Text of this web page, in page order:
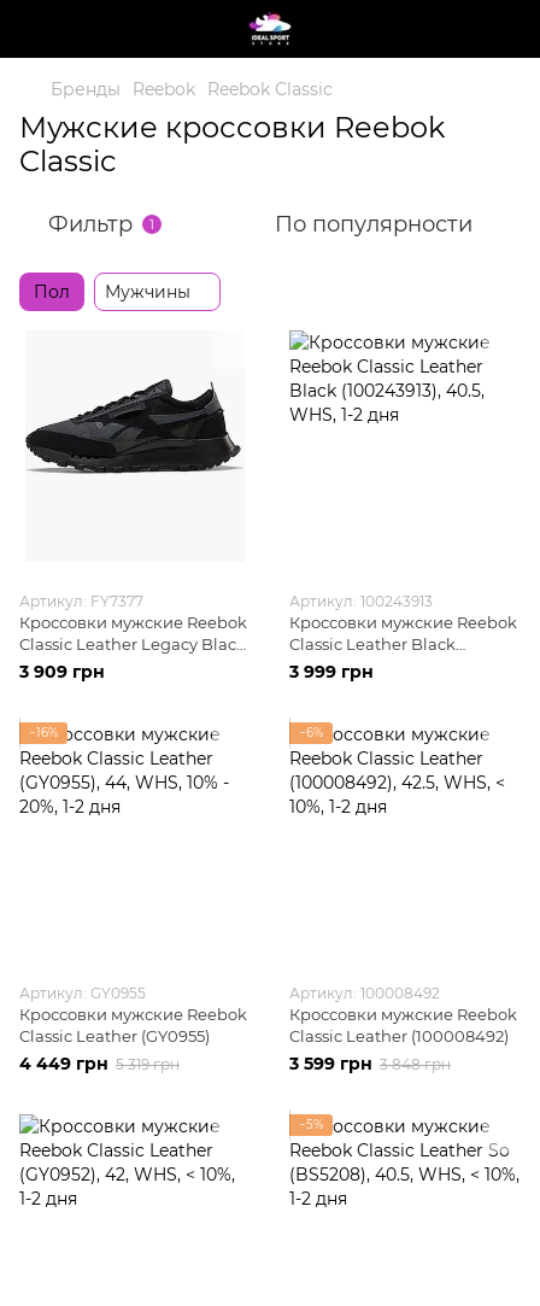
Бренды Reebok Reebok Classic
Мужские кроссовки Reebok
Classic
Фильтр 1 По популярности
Пол Мужчины
Артикул: FY7377
Кроссовки мужские Reebok
Classic Leather Legacy Black
(FY7377)
3 909 грн
Артикул: 100243913
Кроссовки мужские Reebok
Classic Leather Black
(100243913)
3 999 грн
−16%
Артикул: GY0955
Кроссовки мужские Reebok
Classic Leather (GY0955)
4 449 грн 5 319 грн
−6%
Артикул: 100008492
Кроссовки мужские Reebok
Classic Leather (100008492)
3 599 грн 3 848 грн
−5%